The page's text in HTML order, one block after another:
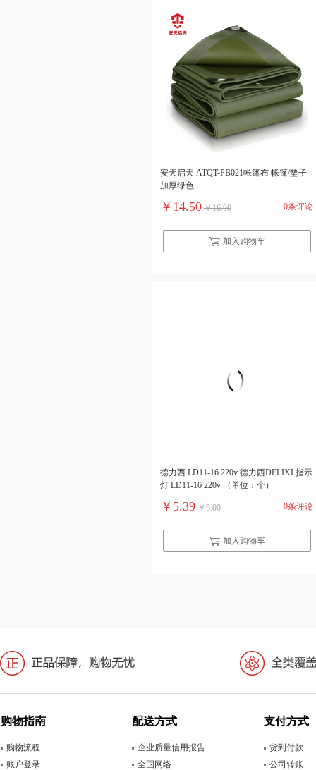
安天启天 ATQT-PB021帐篷布 帐篷/垫子
加厚绿色
￥14.50 ￥16.00 0条评论
加入购物车
德力西 LD11-16 220v 德力西DELIXI 指示
灯 LD11-16 220v （单位：个）
￥5.39 ￥6.00 0条评论
加入购物车
购物指南
购物流程
账户登录
配送方式
企业质量信用报告
全国网络
支付方式
货到付款
公司转账